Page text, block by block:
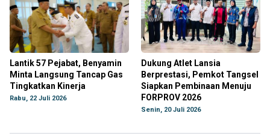
Lantik 57 Pejabat, Benyamin
Minta Langsung Tancap Gas
Tingkatkan Kinerja
Rabu, 22 Juli 2026
Dukung Atlet Lansia
Berprestasi, Pemkot Tangsel
Siapkan Pembinaan Menuju
FORPROV 2026
Senin, 20 Juli 2026